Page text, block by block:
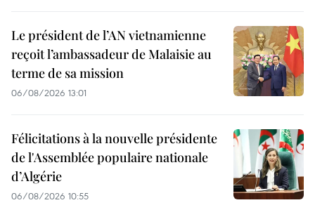
Le président de l’AN vietnamienne
reçoit l’ambassadeur de Malaisie au
terme de sa mission
06/08/2026 13:01
Félicitations à la nouvelle présidente
de l'Assemblée populaire nationale
d’Algérie
06/08/2026 10:55